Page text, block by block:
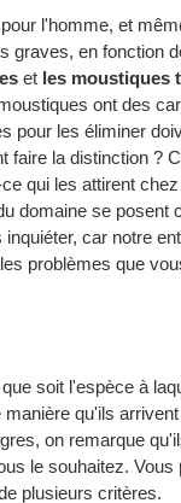
l'homme, et
graves, en fonction
et les moustiques
ont des
pour les éliminer
la distinction ?
qui les attirent
domaine se posent
car notre
problèmes que
soit l'espèce à
qu'ils
on remarque
le souhaitez. Vous
plusieurs critères.